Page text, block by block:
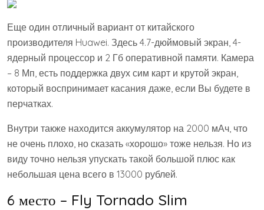
Еще один отличный вариант от китайского
производителя Huawei. Здесь 4.7-дюймовый экран, 4-
ядерный процессор и 2 Гб оперативной памяти. Камера
– 8 Мп, есть поддержка двух сим карт и крутой экран,
который воспринимает касания даже, если Вы будете в
перчатках.
Внутри также находится аккумулятор на 2000 мАч, что
не очень плохо, но сказать «хорошо» тоже нельзя. Но из
виду точно нельзя упускать такой большой плюс как
небольшая цена всего в 13000 рублей.
6 место – Fly Tornado Slim